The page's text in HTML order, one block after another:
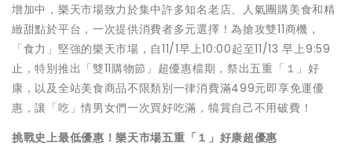
增加中，樂天市場致力於集中許多知名老店、人氣團購美食和精
緻甜點於平台，一次提供消費者多元選擇！為搶攻雙11商機，
「食力」堅強的樂天市場，自11/1早上10:00起至11/13 早上9:59
止，特別推出「雙11購物節」超優惠檔期，祭出五重「１」好
康，以及全站美食商品不限類別一律消費滿499元即享免運優
惠，讓「吃」情男女們一次買好吃滿，犒賞自己不用破費！
挑戰史上最低優惠！樂天市場五重「１」好康超優惠